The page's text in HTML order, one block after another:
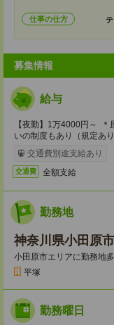
仕事の仕方
募集情報
給与
【夜勤】1万4000円～
いの制度もあり（規定あ
交通費別途支給あり
交通費 全額支給
勤務地
神奈川県小田原市
小田原市エリアに勤務地
平塚
勤務曜日